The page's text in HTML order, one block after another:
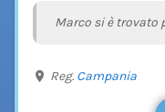
Marco si è trovato
Reg. Campania